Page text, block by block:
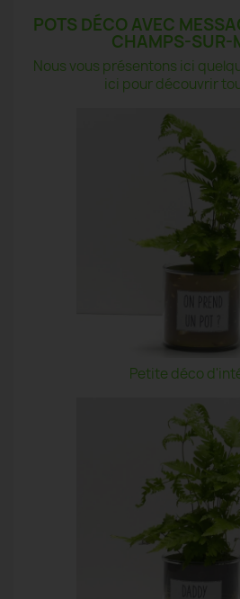
POTS DÉCO AVEC
CHAMPS-SUR-
Nous vous présentons ici
ici pour découvrir
Petite déco